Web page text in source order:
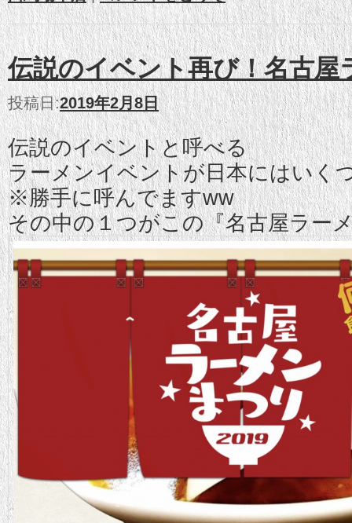
伝説のイベント再び！名古屋
投稿日:2019年2月8日
伝説のイベントと呼べる
ラーメンイベントが日本にはいく
※勝手に呼んでますww
その中の１つがこの『名古屋ラー